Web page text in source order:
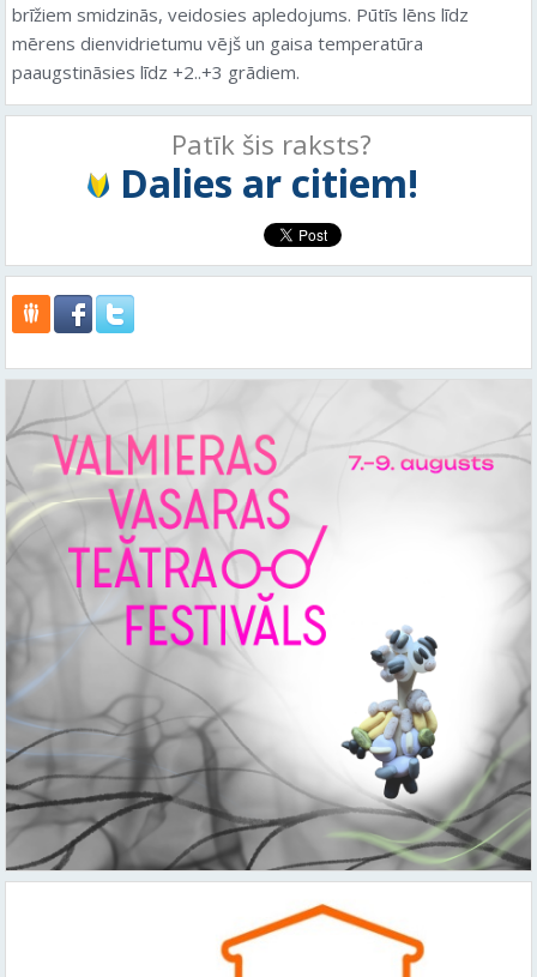
brīžiem smidzinās, veidosies apledojums. Pūtīs lēns līdz
mērens dienvidrietumu vējš un gaisa temperatūra
paaugstināsies līdz +2..+3 grādiem.
Patīk šis raksts?
Dalies ar citiem!